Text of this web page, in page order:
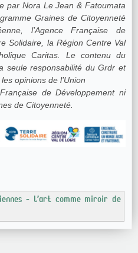
par Nora Le Jean & Fatoumata
Graines de Citoyenneté
l’Agence Française de
Solidaire, la Région Centre Val
Caritas. Le contenu du
seule responsabilité du Grdr et
opinions de l’Union
de Développement ni
de Citoyenneté.
- l’art comme miroir de